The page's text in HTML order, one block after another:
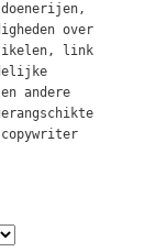
over
link
andere